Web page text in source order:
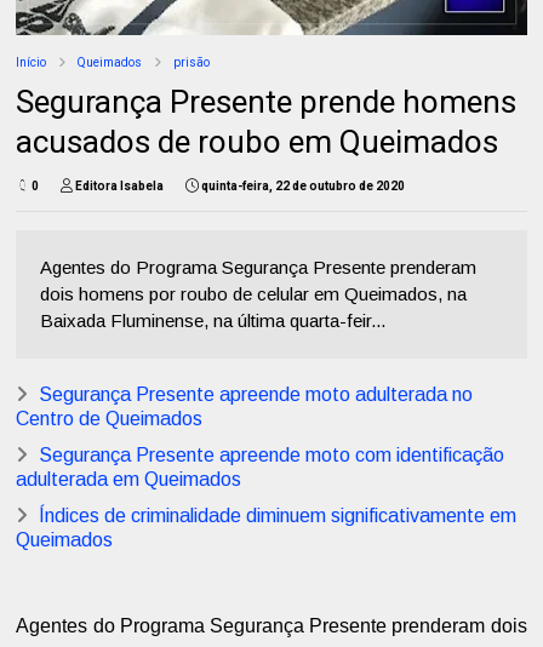
Início Queimados prisão
Segurança Presente prende homens
acusados de roubo em Queimados
0 Editora Isabela quinta-feira, 22 de outubro de 2020
Agentes do Programa Segurança Presente prenderam
dois homens por roubo de celular em Queimados, na
Baixada Fluminense, na última quarta-feir...
Segurança Presente apreende moto adulterada no
Centro de Queimados
Segurança Presente apreende moto com identificação
adulterada em Queimados
Índices de criminalidade diminuem significativamente em
Queimados
Agentes do Programa Segurança Presente prenderam dois